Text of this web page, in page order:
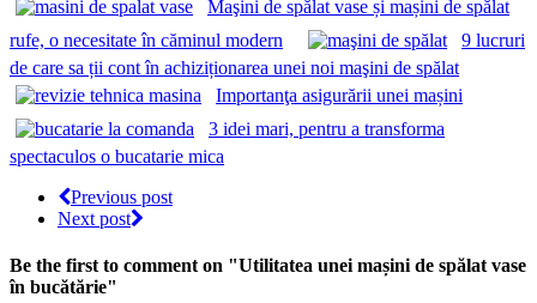
Maşini de spălat vase și mașini de spălat
rufe, o necesitate în căminul modern
9 lucruri
de care sa ții cont în achiziționarea unei noi maşini de spălat
Importanţa asigurării unei mașini
3 idei mari, pentru a transforma
spectaculos o bucatarie mica
Previous post
Next post
Be the first to comment on "Utilitatea unei mașini de spălat vase
în bucătărie"